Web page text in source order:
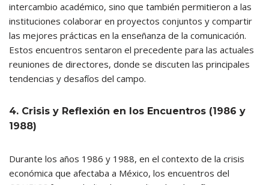
intercambio académico, sino que también permitieron a las
instituciones colaborar en proyectos conjuntos y compartir
las mejores prácticas en la enseñanza de la comunicación.
Estos encuentros sentaron el precedente para las actuales
reuniones de directores, donde se discuten las principales
tendencias y desafíos del campo.
4. Crisis y Reflexión en los Encuentros (1986 y
1988)
Durante los años 1986 y 1988, en el contexto de la crisis
económica que afectaba a México, los encuentros del